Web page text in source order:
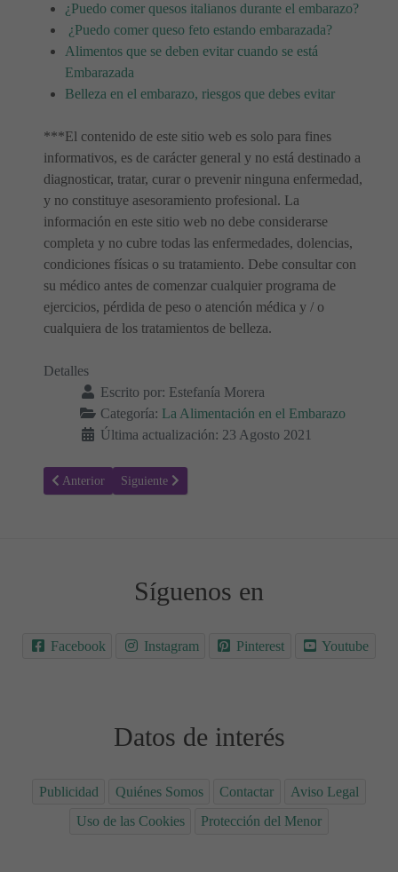
¿Puedo comer quesos italianos durante el embarazo?
¿Puedo comer queso feto estando embarazada?
Alimentos que se deben evitar cuando se está
Embarazada
Belleza en el embarazo, riesgos que debes evitar
***El contenido de este sitio web es solo para fines
informativos, es de carácter general y no está destinado a
diagnosticar, tratar, curar o prevenir ninguna enfermedad,
y no constituye asesoramiento profesional. La
información en este sitio web no debe considerarse
completa y no cubre todas las enfermedades, dolencias,
condiciones físicas o su tratamiento. Debe consultar con
su médico antes de comenzar cualquier programa de
ejercicios, pérdida de peso o atención médica y / o
cualquiera de los tratamientos de belleza.
Detalles
Escrito por: Estefanía Morera
Categoría: La Alimentación en el Embarazo
Última actualización: 23 Agosto 2021
Artículo anterior: Aloe vera durante el embarazo: ¿Es seguro?
Anterior Artículo siguiente: Semillas de chía durante el
Siguiente
Síguenos en
Facebook Instagram Pinterest Youtube
Datos de interés
Publicidad Quiénes Somos Contactar
Aviso Legal
Uso de las Cookies
Protección del Menor